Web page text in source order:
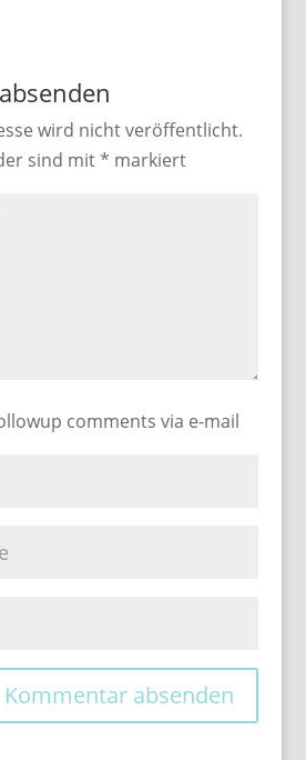
wird nicht veröffentlicht.
sind mit* markiert
comments via e-mail